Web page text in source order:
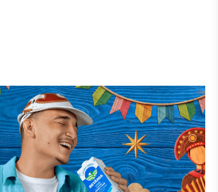
Broadcast
White Label
Plataforma para
conteúdos